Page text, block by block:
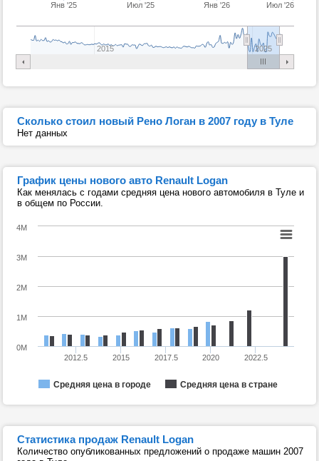
Янв '25 Июл '25 Янв '26 Июл '26
2015 2025
Сколько стоил новый Рено Логан в 2007 году в Туле
Нет данных
График цены нового авто Renault Logan
Как менялась с годами средняя цена нового автомобиля в Туле и
в общем по России.
Средняя цена в городе Средняя цена в стране
2012.5 2015 2017.5 2020 2022.5
0M
1M
2M
3M
4M
Статистика продаж Renault Logan
Количество опубликованных предложений о продаже машин 2007